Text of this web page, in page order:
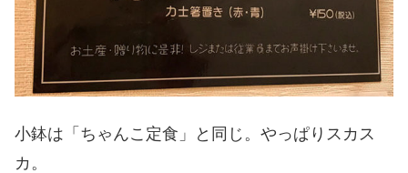
小鉢は「ちゃんこ定食」と同じ。やっぱりスカス
カ。